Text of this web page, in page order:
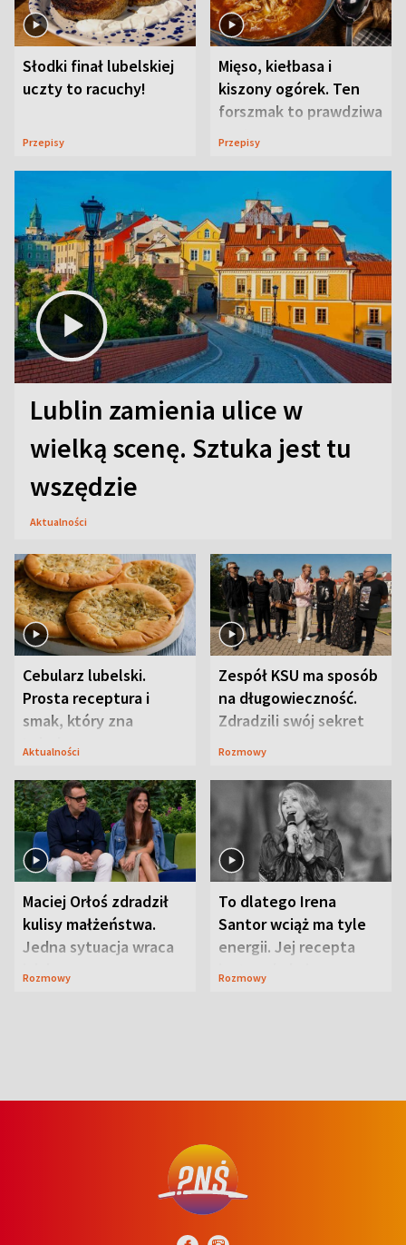
Słodki finał lubelskiej
uczty to racuchy!
Przepisy
Mięso, kiełbasa i
kiszony ogórek. Ten
forszmak to prawdziwa
uczta
Przepisy
Lublin zamienia ulice w
wielką scenę. Sztuka jest tu
wszędzie
Aktualności
Cebularz lubelski.
Prosta receptura i
smak, który zna
Lubelszczyzna
Aktualności
Zespół KSU ma sposób
na długowieczność.
Zdradzili swój sekret
Rozmowy
Maciej Orłoś zdradził
kulisy małżeństwa.
Jedna sytuacja wraca
jak bumerang
Rozmowy
To dlatego Irena
Santor wciąż ma tyle
energii. Jej recepta
jest zaskakująco
Rozmowy